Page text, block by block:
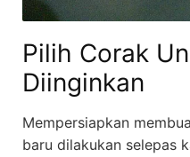
Pilih Corak
Diinginkan
Mempersiapkan
baru dilakukan selepas